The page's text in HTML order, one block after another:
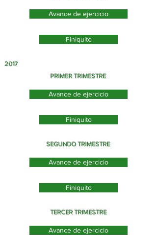
Avance de ejercicio
Finiquito
2017
PRIMER TRIMESTRE
Avance de ejercicio
Finiquito
SEGUNDO TRIMESTRE
Avance de ejercicio
Finiquito
TERCER TRIMESTRE
Avance de ejercicio